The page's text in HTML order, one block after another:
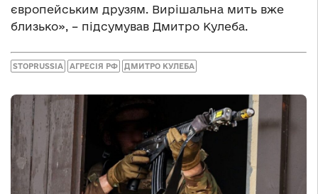
європейським друзям. Вирішальна мить вже
близько», – підсумував Дмитро Кулеба.
STOPRUSSIA АГРЕСІЯ РФ ДМИТРО КУЛЕБА